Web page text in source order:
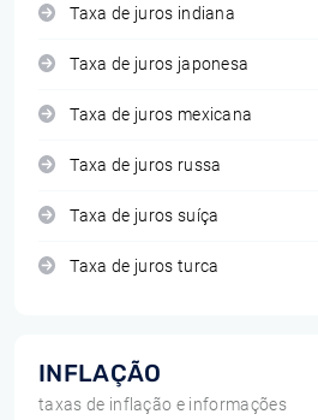
Taxa de juros indiana
Taxa de juros japonesa
Taxa de juros mexicana
Taxa de juros russa
Taxa de juros suíça
Taxa de juros turca
INFLAÇÃO
taxas de inflação e informações